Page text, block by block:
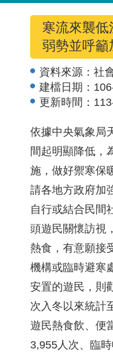
寒流來襲低
弱勢並呼籲
資料來源： 社
建檔日期：
更新時間：
依據中央氣象局
間起明顯降低，
施，做好禦寒保
請各地方政府加
自行或結合民間
頭遊民關懷訪視
熱食，有意願接
機構或臨時避寒
安置的遊民，則
次入冬以來統計
遊民熱食飲、便
3,955人次、臨時